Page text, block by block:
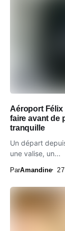
Aéroport
faire avant de
tranquille
Un départ
une valise, un...
ParAmandine